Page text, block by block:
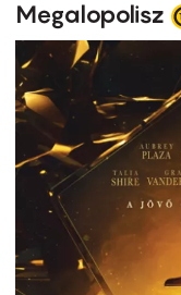
Megalopolisz